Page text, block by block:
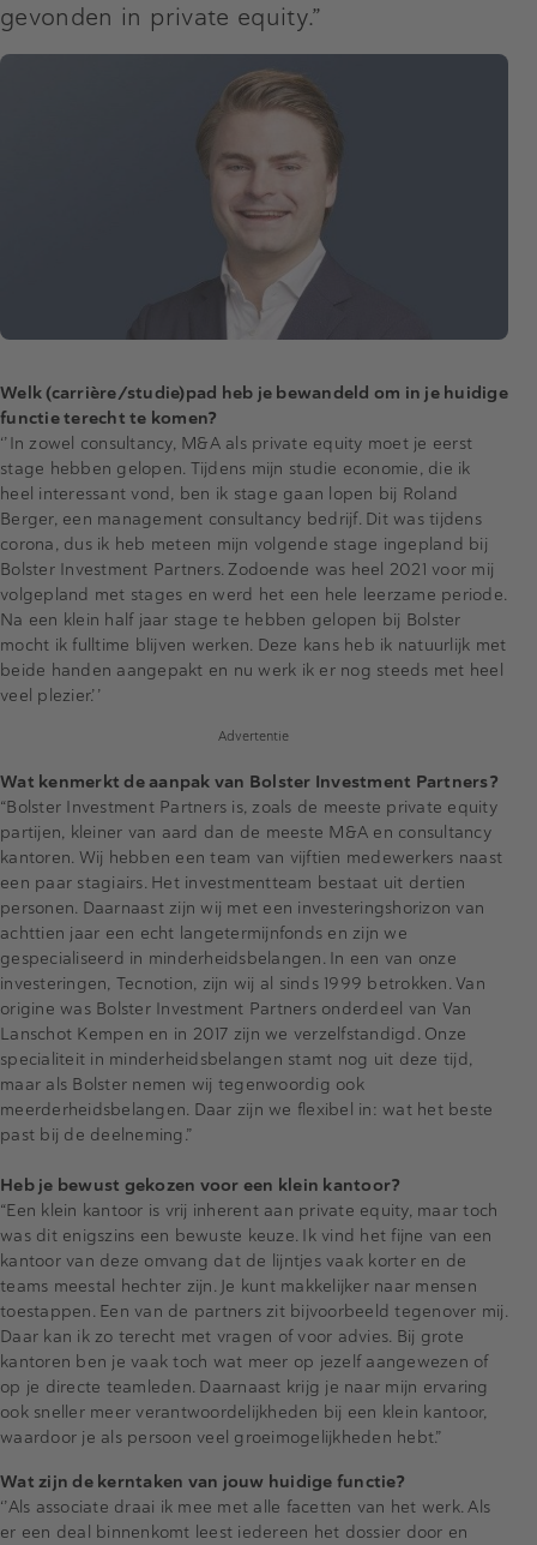
gevonden in private equity.”
Welk (carrière/studie)pad heb je bewandeld om in je huidige
functie terecht te komen?
‘’In zowel consultancy, M&A als private equity moet je eerst
stage hebben gelopen. Tijdens mijn studie economie, die ik
heel interessant vond, ben ik stage gaan lopen bij Roland
Berger, een management consultancy bedrijf. Dit was tijdens
corona, dus ik heb meteen mijn volgende stage ingepland bij
Bolster Investment Partners. Zodoende was heel 2021 voor mij
volgepland met stages en werd het een hele leerzame periode.
Na een klein half jaar stage te hebben gelopen bij Bolster
mocht ik fulltime blijven werken. Deze kans heb ik natuurlijk met
beide handen aangepakt en nu werk ik er nog steeds met heel
veel plezier.’’
Advertentie
Wat kenmerkt de aanpak van Bolster Investment Partners?
“Bolster Investment Partners is, zoals de meeste private equity
partijen, kleiner van aard dan de meeste M&A en consultancy
kantoren. Wij hebben een team van vijftien medewerkers naast
een paar stagiairs. Het investmentteam bestaat uit dertien
personen. Daarnaast zijn wij met een investeringshorizon van
achttien jaar een echt langetermijnfonds en zijn we
gespecialiseerd in minderheidsbelangen. In een van onze
investeringen, Tecnotion, zijn wij al sinds 1999 betrokken. Van
origine was Bolster Investment Partners onderdeel van Van
Lanschot Kempen en in 2017 zijn we verzelfstandigd. Onze
specialiteit in minderheidsbelangen stamt nog uit deze tijd,
maar als Bolster nemen wij tegenwoordig ook
meerderheidsbelangen. Daar zijn we flexibel in: wat het beste
past bij de deelneming.”
Heb je bewust gekozen voor een klein kantoor?
“Een klein kantoor is vrij inherent aan private equity, maar toch
was dit enigszins een bewuste keuze. Ik vind het fijne van een
kantoor van deze omvang dat de lijntjes vaak korter en de
teams meestal hechter zijn. Je kunt makkelijker naar mensen
toestappen. Een van de partners zit bijvoorbeeld tegenover mij.
Daar kan ik zo terecht met vragen of voor advies. Bij grote
kantoren ben je vaak toch wat meer op jezelf aangewezen of
op je directe teamleden. Daarnaast krijg je naar mijn ervaring
ook sneller meer verantwoordelijkheden bij een klein kantoor,
waardoor je als persoon veel groeimogelijkheden hebt.”
Wat zijn de kerntaken van jouw huidige functie?
‘’Als associate draai ik mee met alle facetten van het werk. Als
er een deal binnenkomt leest iedereen het dossier door en